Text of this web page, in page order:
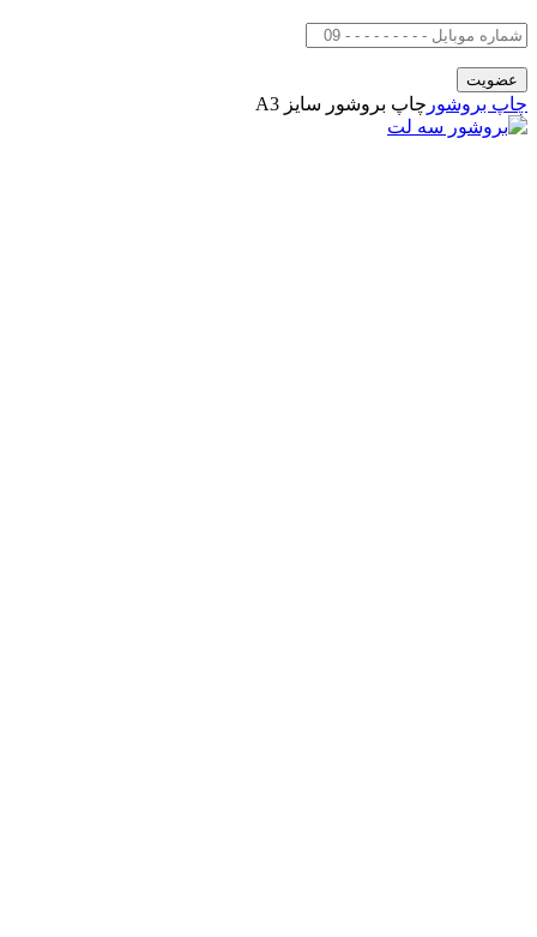
چاپ بروشور چاپ بروشور سایز A3